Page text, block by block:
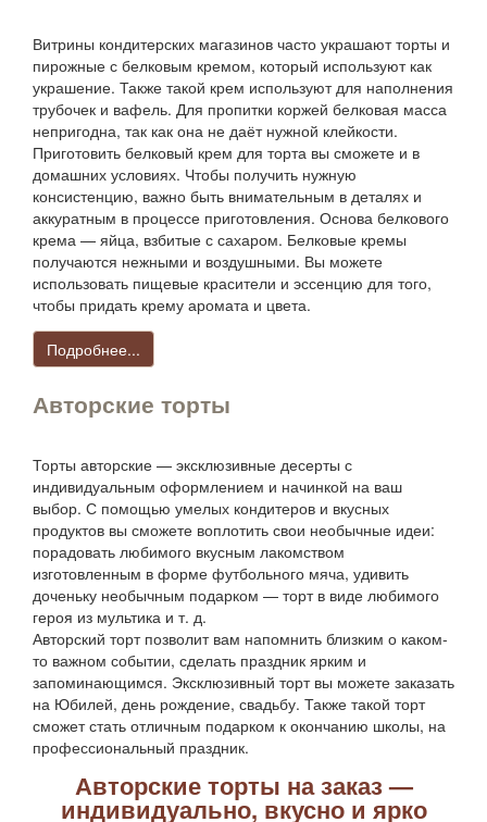
Витрины кондитерских магазинов часто украшают торты и
пирожные с белковым кремом, который используют как
украшение. Также такой крем используют для наполнения
трубочек и вафель. Для пропитки коржей белковая масса
непригодна, так как она не даёт нужной клейкости.
Приготовить белковый крем для торта вы сможете и в
домашних условиях. Чтобы получить нужную
консистенцию, важно быть внимательным в деталях и
аккуратным в процессе приготовления. Основа белкового
крема — яйца, взбитые с сахаром. Белковые кремы
получаются нежными и воздушными. Вы можете
использовать пищевые красители и эссенцию для того,
чтобы придать крему аромата и цвета.
Подробнее...
Авторские торты
Торты авторские — эксклюзивные десерты с
индивидуальным оформлением и начинкой на ваш
выбор. С помощью умелых кондитеров и вкусных
продуктов вы сможете воплотить свои необычные идеи:
порадовать любимого вкусным лакомством
изготовленным в форме футбольного мяча, удивить
доченьку необычным подарком — торт в виде любимого
героя из мультика и т. д.
Авторский торт позволит вам напомнить близким о каком-
то важном событии, сделать праздник ярким и
запоминающимся. Эксклюзивный торт вы можете заказать
на Юбилей, день рождение, свадьбу. Также такой торт
сможет стать отличным подарком к окончанию школы, на
профессиональный праздник.
Авторские торты на заказ —
индивидуально, вкусно и ярко